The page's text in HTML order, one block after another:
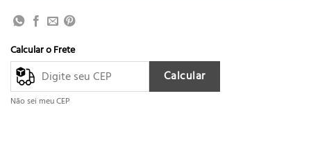
Calcular o Frete
Calcular
Não sei meu CEP